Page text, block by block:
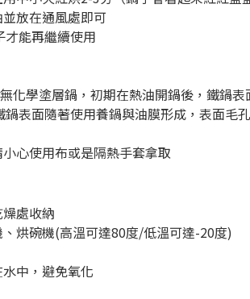
放在通風處即可
能再繼續使用
化學塗層鍋，初期在熱油開鍋後，鐵鍋
表面隨著使用養鍋與油膜形成，表面毛
心使用布或是隔熱手套拿取
處收納
烘碗機(高溫可達80度/低溫可達-20度)
中，避免氧化